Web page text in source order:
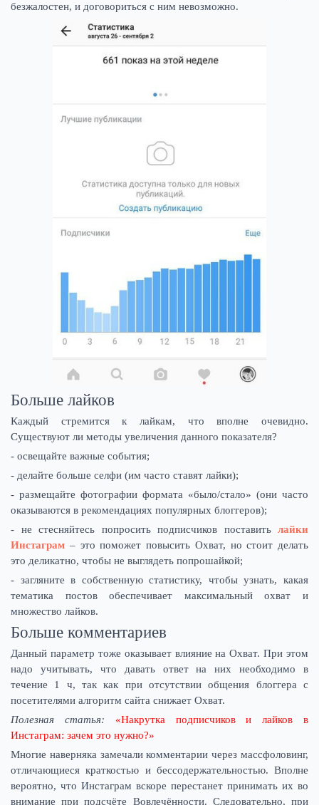
безжалостен, и договориться с ним невозможно.
Больше лайков
Каждый стремится к лайкам, что вполне очевидно.
Существуют ли методы увеличения данного показателя?
- освещайте важные события;
- делайте больше селфи (им часто ставят лайки);
- размещайте фотографии формата «было/стало» (они часто
оказываются в рекомендациях популярных блоггеров);
- не стесняйтесь попросить подписчиков поставить лайки
Инстаграм – это поможет повысить Охват, но стоит делать
это деликатно, чтобы не выглядеть попрошайкой;
- загляните в собственную статистику, чтобы узнать, какая
тематика постов обеспечивает максимальный охват и
множество лайков.
Больше комментариев
Данный параметр тоже оказывает влияние на Охват. При этом
надо учитывать, что давать ответ на них необходимо в
течение 1 ч, так как при отсутствии общения блоггера с
посетителями алгоритм сайта снижает Охват.
Полезная статья: «Накрутка подписчиков и лайков в
Инстаграм: зачем это нужно?»
Многие наверняка замечали комментарии через массфоловинг,
отличающиеся краткостью и бессодержательностью. Вполне
вероятно, что Инстаграм вскоре перестанет принимать их во
внимание при подсчёте Вовлечённости. Следовательно, при